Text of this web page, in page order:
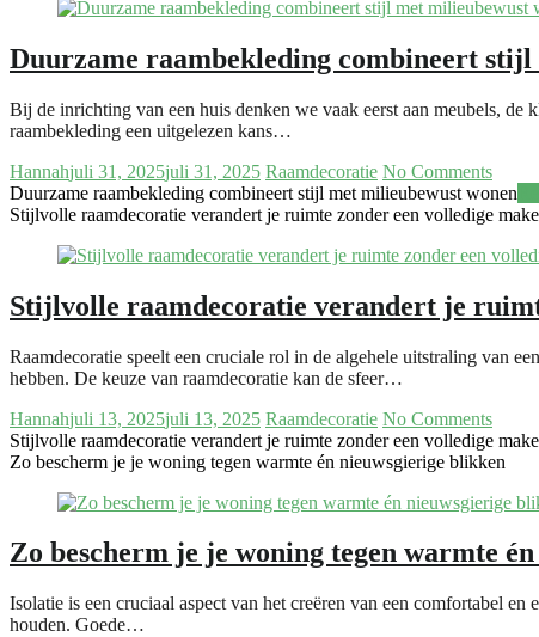
Duurzame raambekleding combineert stijl
Bij de inrichting van een huis denken we vaak eerst aan meubels, de
raambekleding een uitgelezen kans…
Hannahjuli 31, 2025juli 31, 2025 Raamdecoratie No Comments
Duurzame raambekleding combineert stijl met milieubewust wonen
Stijlvolle raamdecoratie verandert je ruimte zonder een volledige
Stijlvolle raamdecoratie verandert je
Raamdecoratie speelt een cruciale rol in de algehele uitstraling van
hebben. De keuze van raamdecoratie kan de sfeer…
Hannahjuli 13, 2025juli 13, 2025 Raamdecoratie No Comments
Stijlvolle raamdecoratie verandert je ruimte zonder een volledige
Zo bescherm je je woning tegen warmte én nieuwsgierige blikken
Zo bescherm je je woning tegen warmte
Isolatie is een cruciaal aspect van het creëren van een comfortabel
houden. Goede…